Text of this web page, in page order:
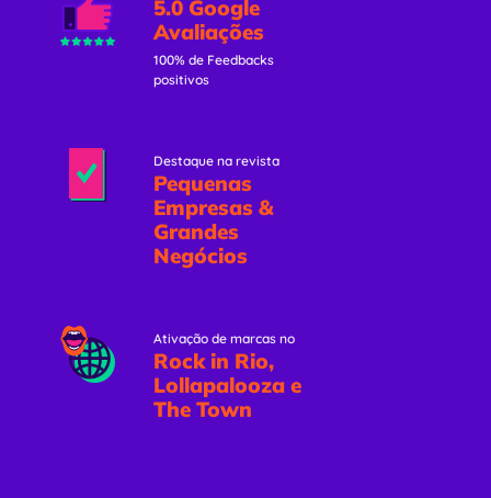
5.0 Google
Avaliações
100% de Feedbacks
positivos
Destaque na revista
Pequenas
Empresas &
Grandes
Negócios
Ativação de marcas no
Rock in Rio,
Lollapalooza e
The Town